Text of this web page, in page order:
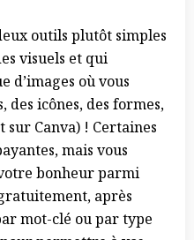
outils plutôt simples
visuels et qui
d’images où vous
icônes, des formes,
sur Canva) ! Certaines
mais vous
bonheur parmi
après
mot-clé ou par type